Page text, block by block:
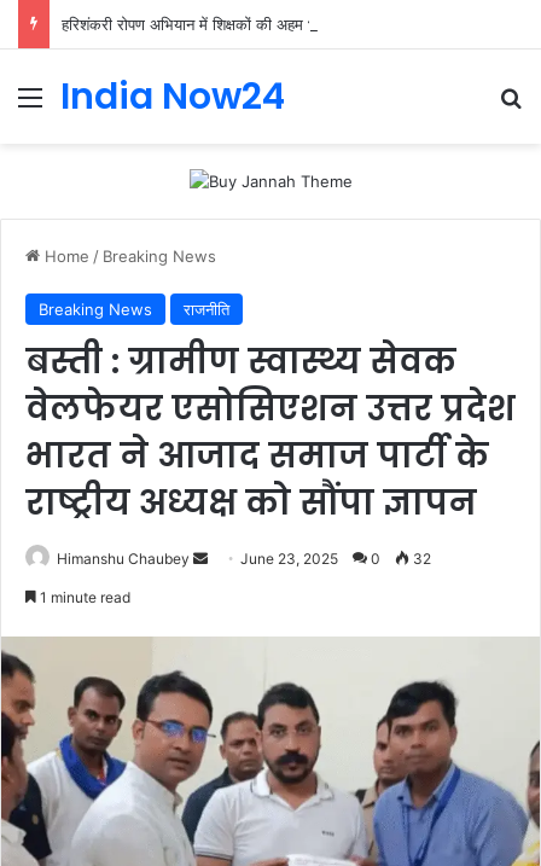
India Now24
Home / Breaking News
Breaking News राजनीति
बस्ती : ग्रामीण स्वास्थ्य सेवक
वेलफेयर एसोसिएशन उत्तर प्रदेश
भारत ने आजाद समाज पार्टी के
राष्ट्रीय अध्यक्ष को सौंपा ज्ञापन
Himanshu Chaubey June 23, 2025 0 32
1 minute read